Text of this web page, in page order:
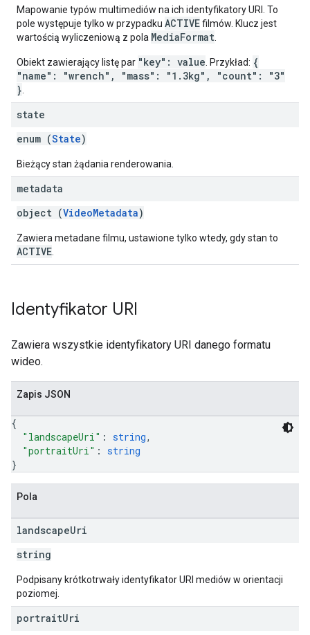
Mapowanie typów multimediów na ich identyfikatory URI. To
pole występuje tylko w przypadku ACTIVEfilmów. Klucz jest
wartością wyliczeniową z pola MediaFormat
Obiekt zawierający listę par "key": value . Przykład: {
"name": "wrench", "mass": "1.3kg", "count": "3"
}
state
enum (State)
Bieżący stan żądania renderowania.
metadata
object (VideoMetadata)
Zawiera metadane filmu, ustawione tylko wtedy, gdy stan to
ACTIVE
Identyfikator URI
Zawiera wszystkie identyfikatory URI danego formatu
wideo.
Zapis JSON
{
"landscapeUri" : string,
"portraitUri" : string
}
Pola
landscapeUri
string
Podpisany krótkotrwały identyfikator URI mediów w orientacji
poziomej.
portraitUri